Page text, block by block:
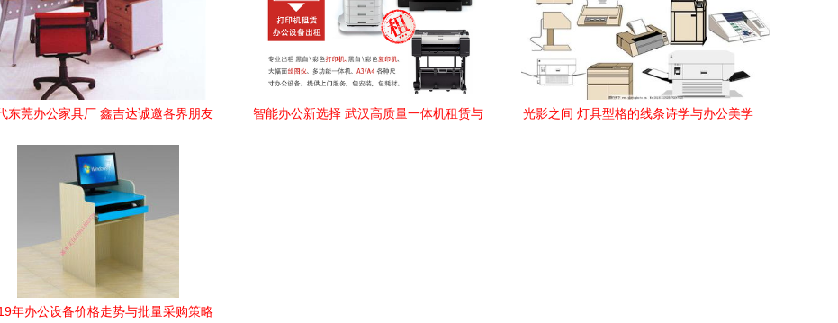
东莞办公家具厂 鑫吉达诚邀各界朋友
智能办公新选择 武汉高质量一体机租赁与
光影之间 灯具型格的线条诗学与办公美学
年办公设备价格走势与批量采购策略